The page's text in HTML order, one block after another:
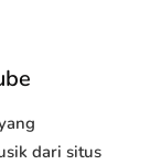
dari situs